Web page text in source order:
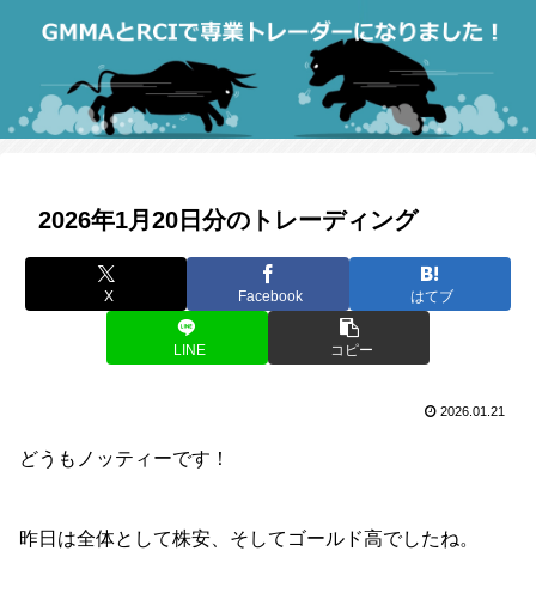
2026年1月20日分のトレーディング
X Facebook はてブ
LINE コピー
2026.01.21
どうもノッティーです！
昨日は全体として株安、そしてゴールド高でしたね。